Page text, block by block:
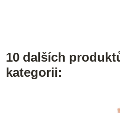
10 dalších
kategorii: